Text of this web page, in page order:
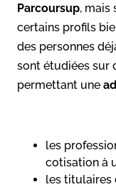
Parcoursup, mais
certains profils
des personnes
sont étudiées sur
permettant une
les
cotisation à
les titulaires